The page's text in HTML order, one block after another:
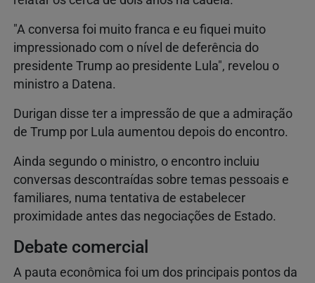
"A conversa foi muito franca e eu fiquei muito
impressionado com o nível de deferência do
presidente Trump ao presidente Lula", revelou o
ministro a Datena.
Durigan disse ter a impressão de que a admiração
de Trump por Lula aumentou depois do encontro.
Ainda segundo o ministro, o encontro incluiu
conversas descontraídas sobre temas pessoais e
familiares, numa tentativa de estabelecer
proximidade antes das negociações de Estado.
Debate comercial
A pauta econômica foi um dos principais pontos da